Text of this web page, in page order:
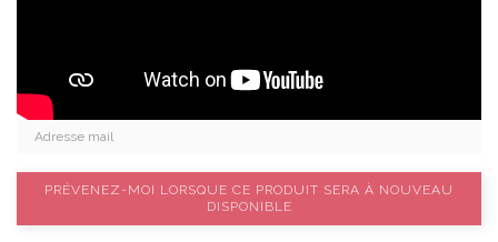
PRÉVENEZ-MOI LORSQUE CE PRODUIT SERA À NOUVEAU
DISPONIBLE